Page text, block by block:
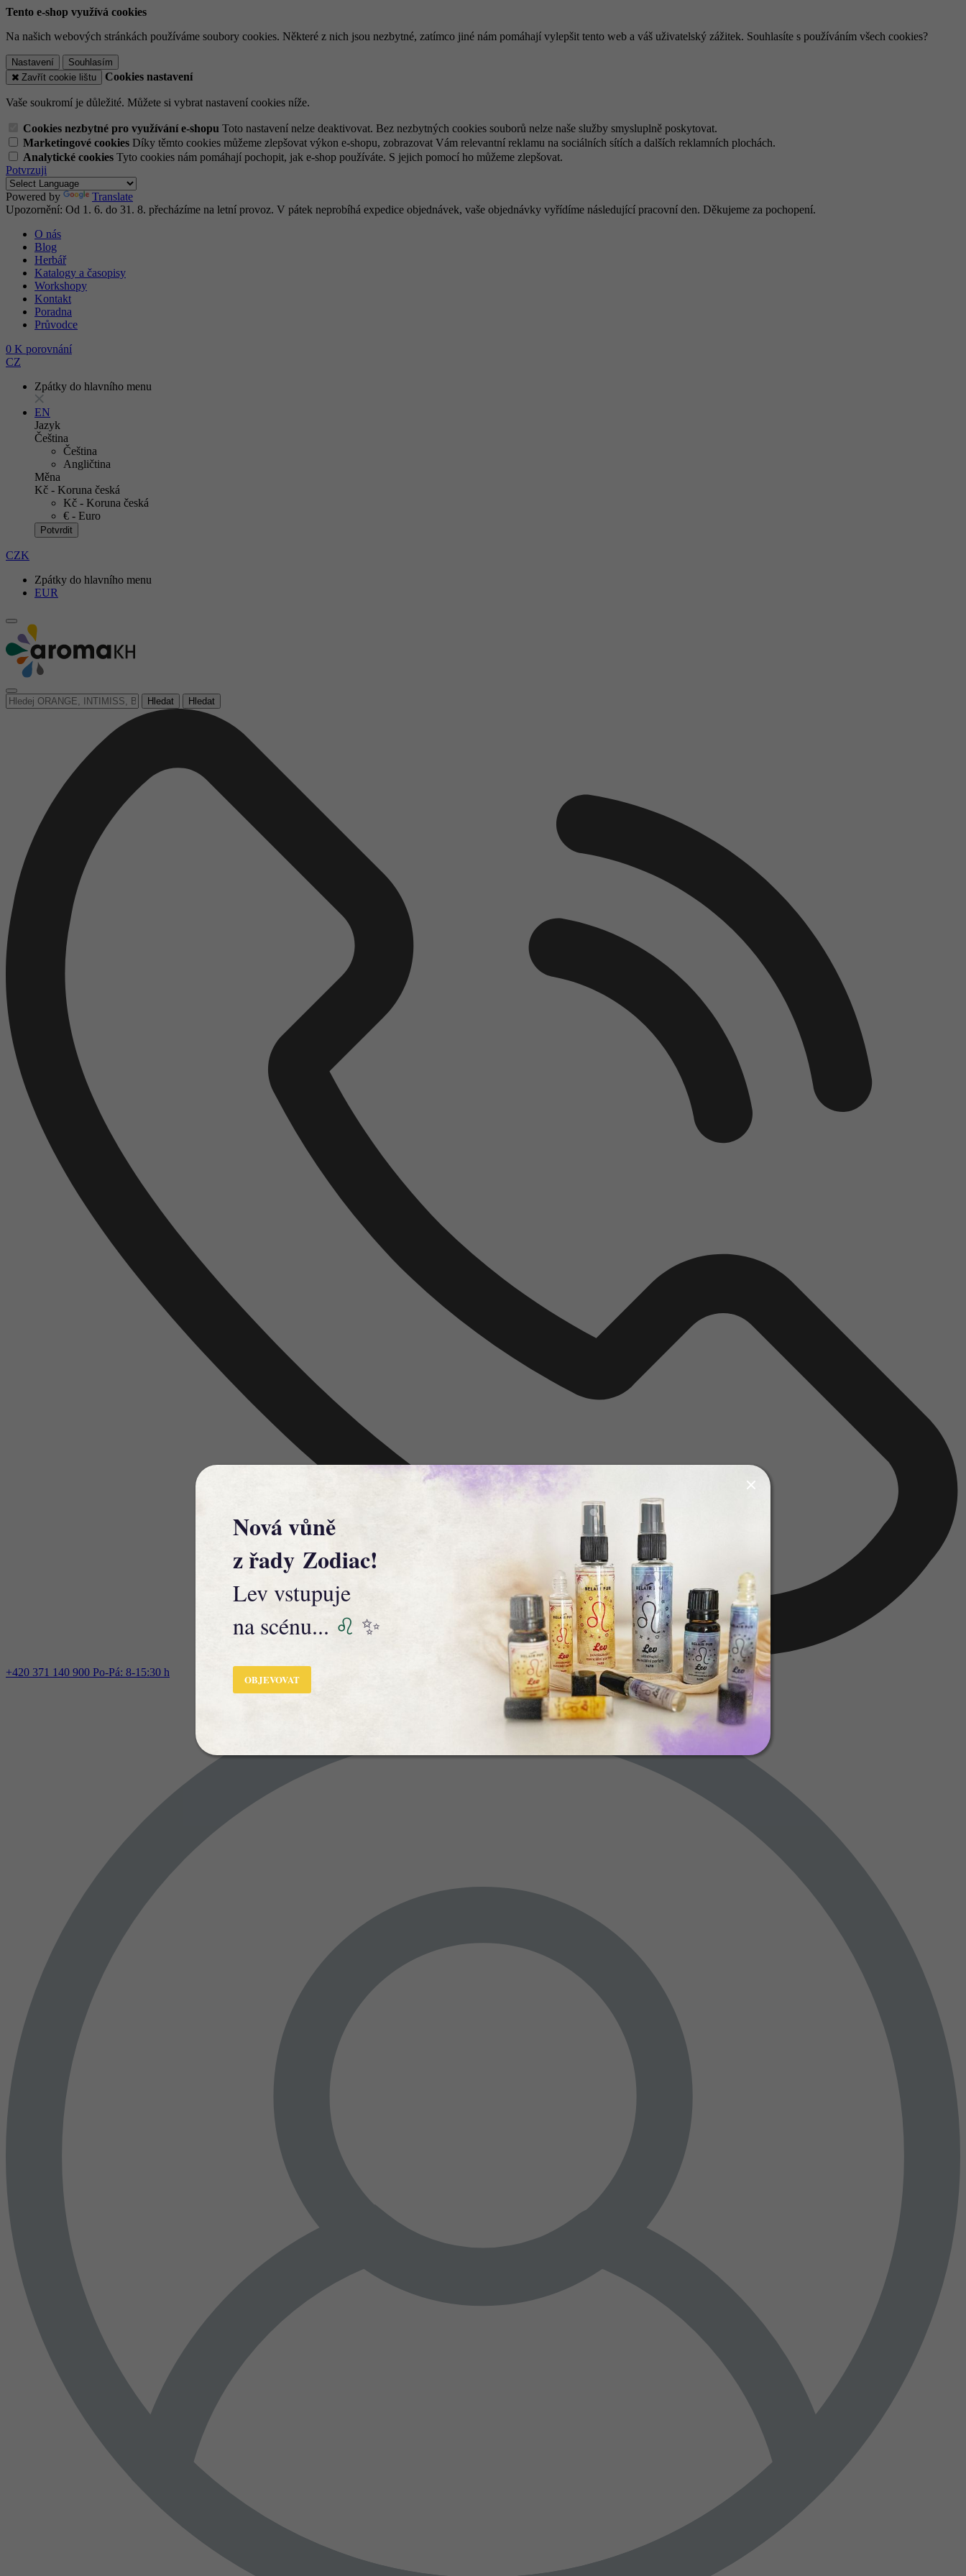
Tento e-shop využívá cookies
Na našich webových stránkách používáme soubory cookies. Některé z nich jsou nezbytné, zatímco jiné nám pomáhají vylepšit tento web a váš uživatelský zážitek. Souhlasíte s používáním všech cookies?
Nastavení
Souhlasím
Zavřít cookie lištu
Cookies nastavení
Vaše soukromí je důležité. Můžete si vybrat nastavení cookies níže.
Cookies nezbytné pro využívání e-shopu Toto nastavení nelze deaktivovat. Bez nezbytných cookies souborů nelze naše služby smysluplně poskytovat.
Marketingové cookies Díky těmto cookies můžeme zlepšovat výkon e-shopu, zobrazovat Vám relevantní reklamu na sociálních sítích a dalších reklamních plochách.
Analytické cookies Tyto cookies nám pomáhají pochopit, jak e-shop používáte. S jejich pomocí ho můžeme zlepšovat.
Potvrzuji
Powered by
Translate
Upozornění: Od 1. 6. do 31. 8. přecházíme na letní provoz. V pátek neprobíhá expedice objednávek, vaše objednávky vyřídíme následující pracovní den. Děkujeme za pochopení.
O nás
Blog
Herbář
Katalogy a časopisy
Workshopy
Kontakt
Poradna
Průvodce
0 K porovnání
CZ
Zpátky do hlavního menu
EN
Jazyk
Čeština
Čeština
Angličtina
Měna
Kč - Koruna česká
Kč - Koruna česká
€ - Euro
Potvrdit
CZK
Zpátky do hlavního menu
EUR
Hledat Hledat
+420 371 140 900 Po-Pá: 8-15:30 h
Nová vůně
z řady Zodiac!
Lev vstupuje
na scénu... ♌️ ✨
OBJEVOVAT